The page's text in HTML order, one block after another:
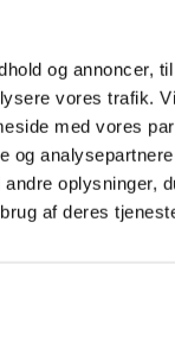
og annoncer,
vores trafik.
med vores
og
oplysninger,
af deres